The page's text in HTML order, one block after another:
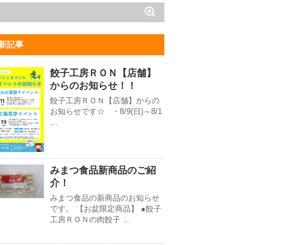
記事
餃子工房ＲＯＮ【店舗】
からのお知らせ！！
餃子工房ＲＯＮ【店舗】からの
お知らせです☆ ・8/9(日)～8/1
…
みまつ食品新商品のご紹
介！
みまつ食品の新商品のお知らせ
です。 【お盆限定商品】 ●餃子
工房ＲＯＮの肉餃子 …